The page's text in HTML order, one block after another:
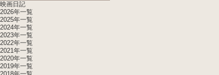
映画日記
2026年一覧
2025年一覧
2024年一覧
2023年一覧
2022年一覧
2021年一覧
2020年一覧
2019年一覧